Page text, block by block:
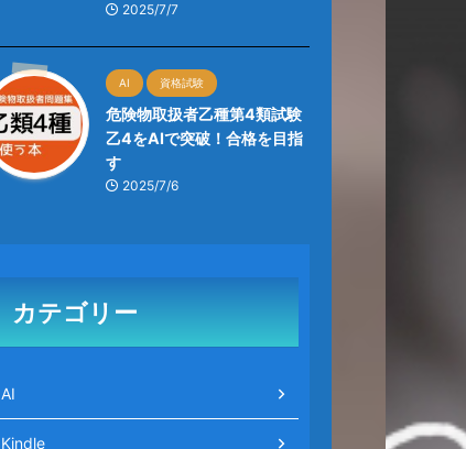
2025/7/7
AI 資格試験
危険物取扱者乙種第4類試験
乙4をAIで突破！合格を目指
す
2025/7/6
カテゴリー
AI
Kindle